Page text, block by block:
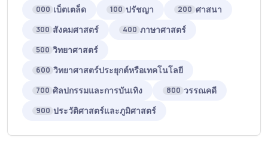
000 เบ็ตเตล็ด 100 ปรัชญา 200 ศาสนา
300 สังคมศาสตร์ 400 ภาษาศาสตร์
500 วิทยาศาสตร์
600 วิทยาศาสตร์ประยุกต์หรือเทคโนโลยี
700 ศิลปกรรมและการบันเทิง 800 วรรณคดี
900 ประวัติศาสตร์และภูมิศาสตร์